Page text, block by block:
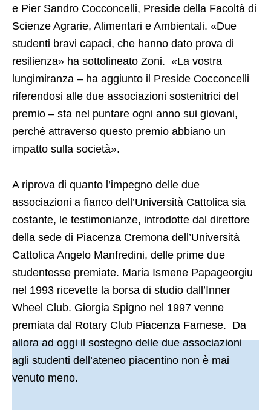
e Pier Sandro Cocconcelli, Preside della Facoltà di
Scienze Agrarie, Alimentari e Ambientali. «Due
studenti bravi capaci, che hanno dato prova di
resilienza» ha sottolineato Zoni. «La vostra
lungimiranza – ha aggiunto il Preside Cocconcelli
riferendosi alle due associazioni sostenitrici del
premio – sta nel puntare ogni anno sui giovani,
perché attraverso questo premio abbiano un
impatto sulla società».
A riprova di quanto l’impegno delle due
associazioni a fianco dell’Università Cattolica sia
costante, le testimonianze, introdotte dal direttore
della sede di Piacenza Cremona dell’Università
Cattolica Angelo Manfredini, delle prime due
studentesse premiate. Maria Ismene Papageorgiu
nel 1993 ricevette la borsa di studio dall’Inner
Wheel Club. Giorgia Spigno nel 1997 venne
premiata dal Rotary Club Piacenza Farnese. Da
allora ad oggi il sostegno delle due associazioni
agli studenti dell’ateneo piacentino non è mai
venuto meno.